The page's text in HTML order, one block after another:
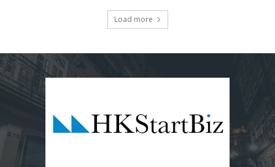
Load more